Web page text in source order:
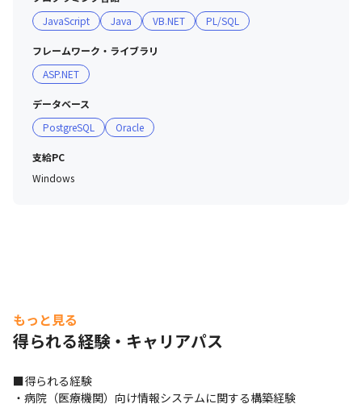
JavaScript
Java VB.NET PL/SQL
フレームワーク・ライブラリ
ASP.NET
データベース
PostgreSQL
Oracle
支給PC
Windows
もっと見る
得られる経験・キャリアパス
■得られる経験
・病院（医療機関）向け情報システムに関する構築経験